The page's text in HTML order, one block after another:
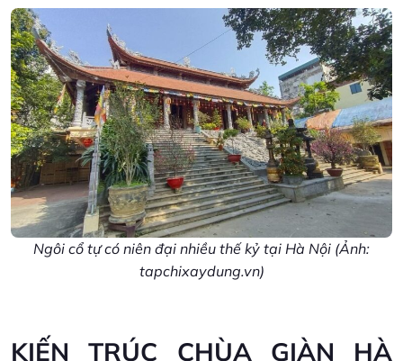
Ngôi cổ tự có niên đại nhiều thế kỷ tại Hà Nội (Ảnh:
tapchixaydung.vn)
KIẾN TRÚC CHÙA GIÀN HÀ